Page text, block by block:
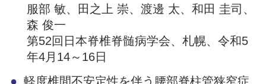
服部 敏、田之上 崇、渡邊 太、和田 圭司、
森 俊一
第52回日本脊椎脊髄病学会、札幌、令和5
年4月14～16日
軽度椎間不安定性を伴う腰部脊柱管狭窄症